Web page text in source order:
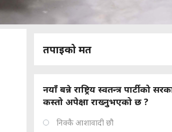
तपाइको मत
नयाँ बन्ने राष्ट्रिय स्वतन्त्र पार्टीको
कस्तो अपेक्षा राख्नुभएको छ ?
निक्कै आशावादी छौ